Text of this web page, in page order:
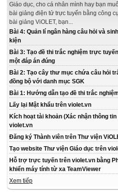
Giáo dục, cho cá nhân mình hay bạn
bài giảng điện tử trực tuyến bằng công
bài giảng ViOLET, bạn...
Bài 4: Quản lí ngân hàng câu hỏi và
kiện
Bài 3: Tạo đề thi trắc nghiệm trực
một đáp án đúng
Bài 2: Tạo cây thư mục chứa câu hỏi
đồng bộ với danh mục SGK
Bài 1: Hướng dẫn tạo đề thi trắc
Lấy lại Mật khẩu trên violet.vn
Kích hoạt tài khoản (Xác nhận thông
violet.vn
Đăng ký Thành viên trên Thư viện
Tạo website Thư viện Giáo dục trên
Hỗ trợ trực tuyến trên violet.vn bằng
khiển máy tính từ xa TeamViewer
Xem tiếp